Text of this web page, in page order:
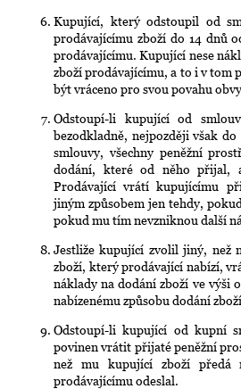
Kupující, který odstoupil od
prodávajícímu zboží do 14 dnů
prodávajícímu. Kupující nese
zboží prodávajícímu, a to i v tom
být vráceno pro svou povahu
Odstoupí-li kupující od
bezodkladně, nejpozději však
smlouvy, všechny peněžní
dodání, které od něho přijal,
Prodávající vrátí kupujícímu
jiným způsobem jen tehdy,
pokud mu tím nevzniknou další
Jestliže kupující zvolil jiný, než
zboží, který prodávající nabízí,
náklady na dodání zboží ve výši
nabízenému způsobu dodání
Odstoupí-li kupující od kupní
povinen vrátit přijaté peněžní
než mu kupující zboží předá
prodávajícímu odeslal.